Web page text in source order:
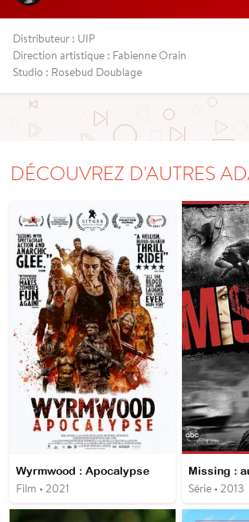
Distributeur : UIP
Direction artistique : Fabienne Orain
Studio : Rosebud Doublage
DÉCOUVREZ D'AUTRES
Wyrmwood : Apocalypse
Film • 2021 Série • 2013